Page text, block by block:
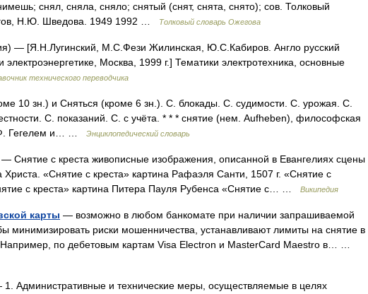
снял, сняла, сняло; снятый (снят, снята, снято); сов. Толковый
Н.Ю. Шведова. 1949 1992 …
Толковый словарь Ожегова
— [Я.Н.Лугинский, М.С.Фези Жилинская, Ю.С.Кабиров. Англо русский
электроэнергетике, Москва, 1999 г.] Тематики электротехника, основные
технического переводчика
10 зн.) и Сняться (кроме 6 зн.). С. блокады. С. судимости. С. урожая. С.
С. показаний. С. с учёта. * * * снятие (нем. Aufheben), философская
Ф. Гегелем и… …
Энциклопедический словарь
— Снятие с креста живописные изображения, описанной в Евангелиях сцены
Христа. «Снятие с креста» картина Рафаэля Санти, 1507 г. «Снятие с
с креста» картина Питера Пауля Рубенса «Снятие с… …
Википедия
карты — возможно в любом банкомате при наличии запрашиваемой
минимизировать риски мошенничества, устанавливают лимиты на снятие в
Например, по дебетовым картам Visa Electron и MasterCard Maestro в… …
Административные и технические меры, осуществляемые в целях